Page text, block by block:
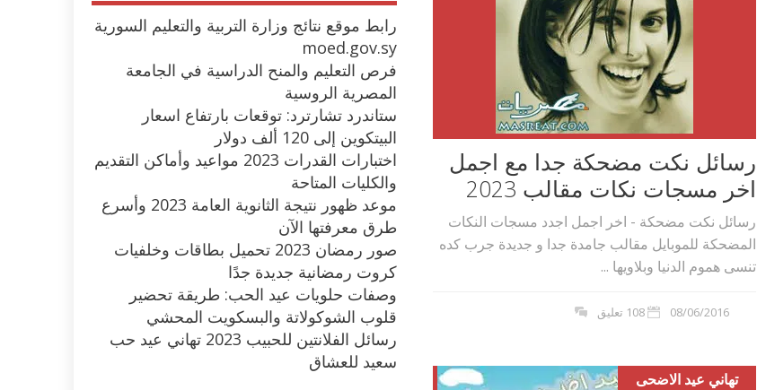
رسائل نكت مضحكة جدا مع اجمل
اخر مسجات نكات مقالب 2023
رسائل نكت مضحكة - اخر اجمل اجدد مسجات النكات
المضحكة للموبايل مقالب جامدة جدا و جديدة جرب كده
تنسى هموم الدنيا وبلاويها ...
08/06/2016 108 تعليق
تهاني عيد الاضحى
رابط موقع نتائج وزارة التربية والتعليم السورية
moed.gov.sy
فرص التعليم والمنح الدراسية في الجامعة
المصرية الروسية
ستاندرد تشارترد: توقعات بارتفاع اسعار
البيتكوين إلى 120 ألف دولار
اختبارات القدرات 2023 مواعيد وأماكن التقديم
والكليات المتاحة
موعد ظهور نتيجة الثانوية العامة 2023 وأسرع
طرق معرفتها الآن
صور رمضان 2023 تحميل بطاقات وخلفيات
كروت رمضانية جديدة جدًا
وصفات حلويات عيد الحب: طريقة تحضير
قلوب الشوكولاتة والبسكويت المحشي
رسائل الفلانتين للحبيب 2023 تهاني عيد حب
سعيد للعشاق